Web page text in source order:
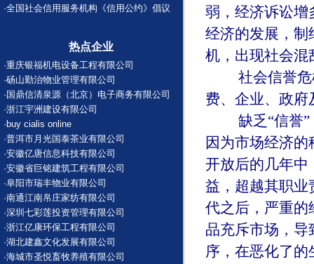
·全国社会信用服务机构《信用公约》倡议
热点企业
·重庆银福机电设备工程有限公司
·砀山勤治物业管理有限公司
· 国鼎信清泉源（北京）电子商务有限公司
·浙江宇洲建设有限公司
· buy cialis online
·普洱市月光国泰茶业有限公司
·安徽亿唐信息科技有限公司
·安徽省巨铭建筑工程有限公司
·阜阳市瑞丰物业有限公司
·南通江南帛庄家纺有限公司
·深圳七彩莲投资管理有限公司
·浙江亿康环保工程有限公司
·湖北建鑫文化发展有限公司
·海城市圣悦畜牧养殖有限公司
弱，经济诉讼增
经济的发展，制
机，出现社会混
社会信誉危机
费、企业、政
缺乏“信誉”，
因为市场经济
开放后的几年中
益，超越其职业
代之后，严重的
品充斥市场，
序，在恶化了